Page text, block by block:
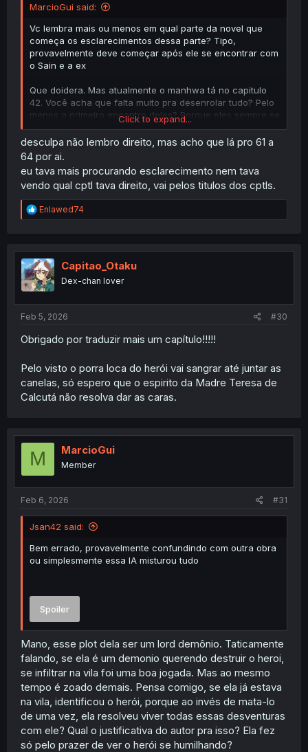
MarcioGui said:
Vc lembra mais ou menos em qual parte da novel que
começa os esclarecimentos dessa parte? Tipo,
provavelmente deve começar após ele se encontrar com
o Sain e a ex
Que doidera. Mas atualmente o manhwa tá no capitulo
42. Você acha que falta muito pra desenrolar tudo? Pelo
menos o primeiro encontro deles? Porque eles sempre se
desencontram e o Toru sempre acaba entrando em outra
aventura que afasta mais ainda eles.
Click to expand...
desculpa não lembro direito, mas acho que lá pro 61 a
64 por ai.
eu tava mais procurando esclarecimento nem tava
vendo qual cptl tava direito, vai pelos titulos dos cptls.
R
e
t
i
o
n
Enlawed74
Capitao_Otaku
Dex-chan lover
Feb 5, 2026 #30
Obrigado por traduzir mais um capítulo!!!!!
Pelo visto o porra loca do herói vai sangrar até juntar as
canelas, só espero que o espirito da Madre Teresa de
Calcutá não resolva dar as caras.
M MarcioGui
Member
Feb 6, 2026 #31
Jsan42 said:
Bem errado, provavelmente confundindo com outra obra
ou simplesmente essa IA misturou tudo
Spoiler
Mano, esse plot dela ser um lord demônio. Taticamente
falando, se ela é um demonio querendo destruir o heroi,
se infiltrar na vila foi uma boa jogada. Mas ao mesmo
tempo é zoado demais. Pensa comigo, se ela já estava
na vila, identificou o herói, porque ao invés de mata-lo
de uma vez, ela resolveu viver todas essas desventuras
com ele? Qual o justificativa do autor pra isso? Ela fez
só pelo prazer de ver o herói se humilhando?